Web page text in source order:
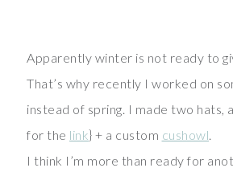
Apparently winter is not ready to
That’s why recently I worked on
instead of spring. I made two hats,
for the link} + a custom cushowl.
I think I’m more than ready for